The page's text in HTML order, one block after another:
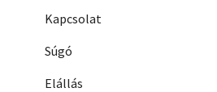
Kapcsolat
Súgó
Elállás